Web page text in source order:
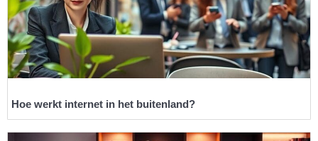
Hoe werkt internet in het buitenland?